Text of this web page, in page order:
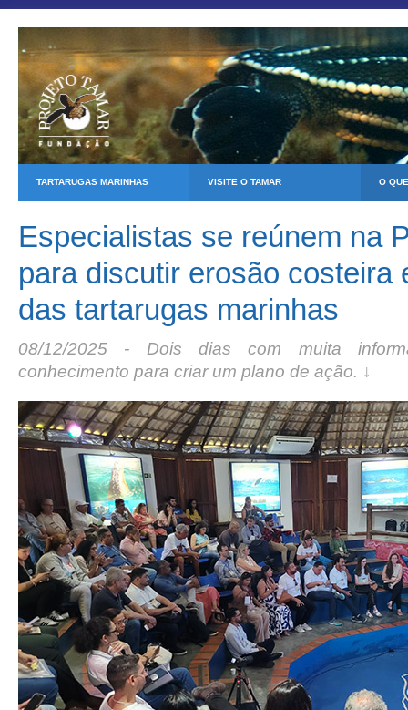
TARTARUGAS MARINHAS VISITE O TAMAR O
Especialistas se reúnem na
para discutir erosão costeira
das tartarugas marinhas
08/12/2025 - Dois dias com muita
conhecimento para criar um plano de ação. ↓